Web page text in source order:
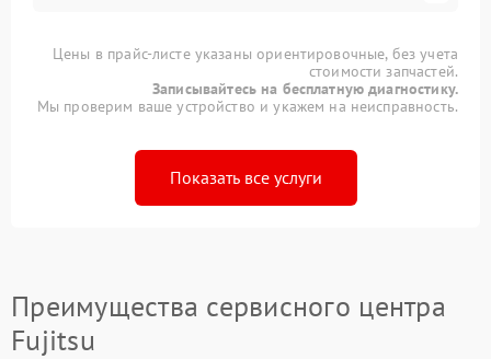
Цены в прайс-листе указаны ориентировочные, без учета
стоимости запчастей.
Записывайтесь на бесплатную диагностику.
Мы проверим ваше устройство и укажем на неисправность.
Показать все услуги
Преимущества сервисного центра
Fujitsu